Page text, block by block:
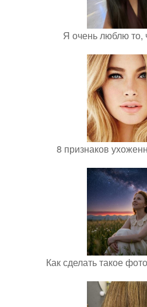
Я очень люблю то,
8 признаков
Как сделать такое